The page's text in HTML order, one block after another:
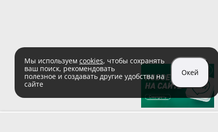
Мы используем cookies, чтобы сохранять
ваш поиск, рекомендовать
полезное и создавать другие удобства на
сайте
Окей